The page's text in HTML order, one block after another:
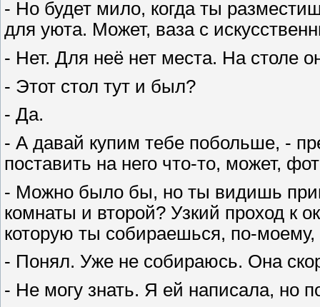
- Но будет мило, когда ты
для уюта. Может, ваза с
- Нет. Для неё нет места. На столе
- Этот стол тут и был?
- Да.
- А давай купим тебе побольше, -
поставить на него что-то, может,
- Можно было бы, но ты видишь
комнаты и второй? Узкий проход к
которую ты собираешься, по-
- Понял. Уже не собираюсь. Она
- Не могу знать. Я ей написала, но